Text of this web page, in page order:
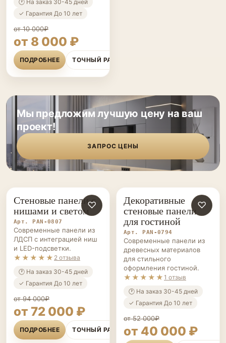
🕐 На заказ 30-45 дней
✓ Гарантия До 10 лет
от 10 000₽
от 8 000 ₽
ПОДРОБНЕЕ ТОЧНЫЙ РАСЧЁТ
Мы предложим лучшую цену на ваш
проект!
ЗАПРОС ЦЕНЫ
СТЕНОВЫЕ
ПАНЕЛИ НА ЗАКАЗ
♡
Стеновые панели с
нишами и светом
Арт. PAN-0807
Современные панели из
ЛДСП с интеграцией ниш
и LED-подсветки.
★★★★★ 2 отзыва
🕐 На заказ 30-45 дней
✓ Гарантия До 10 лет
от 94 000₽
от 72 000 ₽
ПОДРОБНЕЕ ТОЧНЫЙ РАСЧЁТ
СТЕНОВЫЕ
ПАНЕЛИ НА ЗАКАЗ
♡
Декоративные
стеновые панели
для гостиной
Арт. PAN-0794
Современные панели из
древесных материалов
для стильного
оформления гостиной.
★★★★★ 1 отзыв
🕐 На заказ 30-45 дней
✓ Гарантия До 10 лет
от 52 000₽
от 40 000 ₽